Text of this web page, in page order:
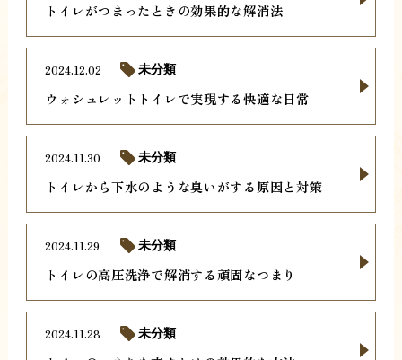
トイレがつまったときの効果的な解消法
ウォシュレットトイレで実現する快適な日常
2024.12.02 未分類
トイレから下水のような臭いがする原因と対策
2024.11.30 未分類
トイレの高圧洗浄で解消する頑固なつまり
2024.11.29 未分類
2024.11.28 未分類